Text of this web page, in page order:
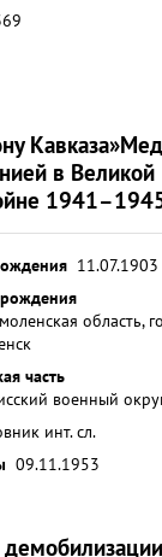
Кавказа»
в Великой
11.07.1903
область,
часть
военный
инт. сл.
09.11.1953